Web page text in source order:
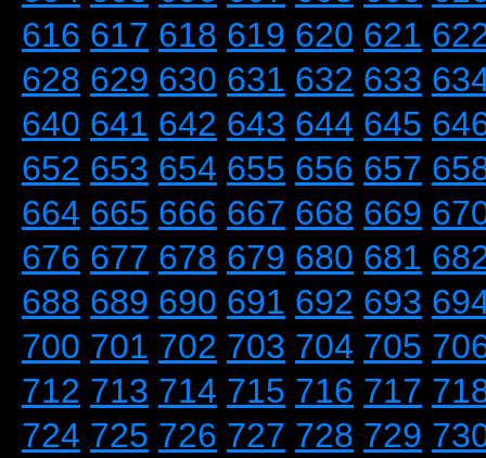
616 617 618 619 620 621
628 629 630 631 632 633
640 641 642 643 644 645
652 653 654 655 656 657
664 665 666 667 668 669
676 677 678 679 680 681
688 689 690 691 692 693
700 701 702 703 704 705
712 713 714 715 716 717
724 725 726 727 728 729